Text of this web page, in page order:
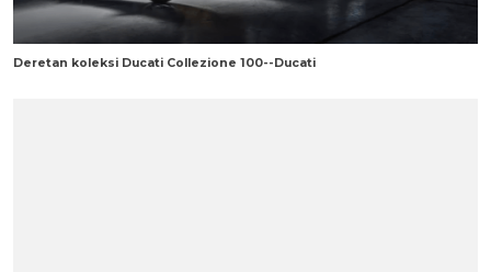
Deretan koleksi Ducati Collezione 100--Ducati